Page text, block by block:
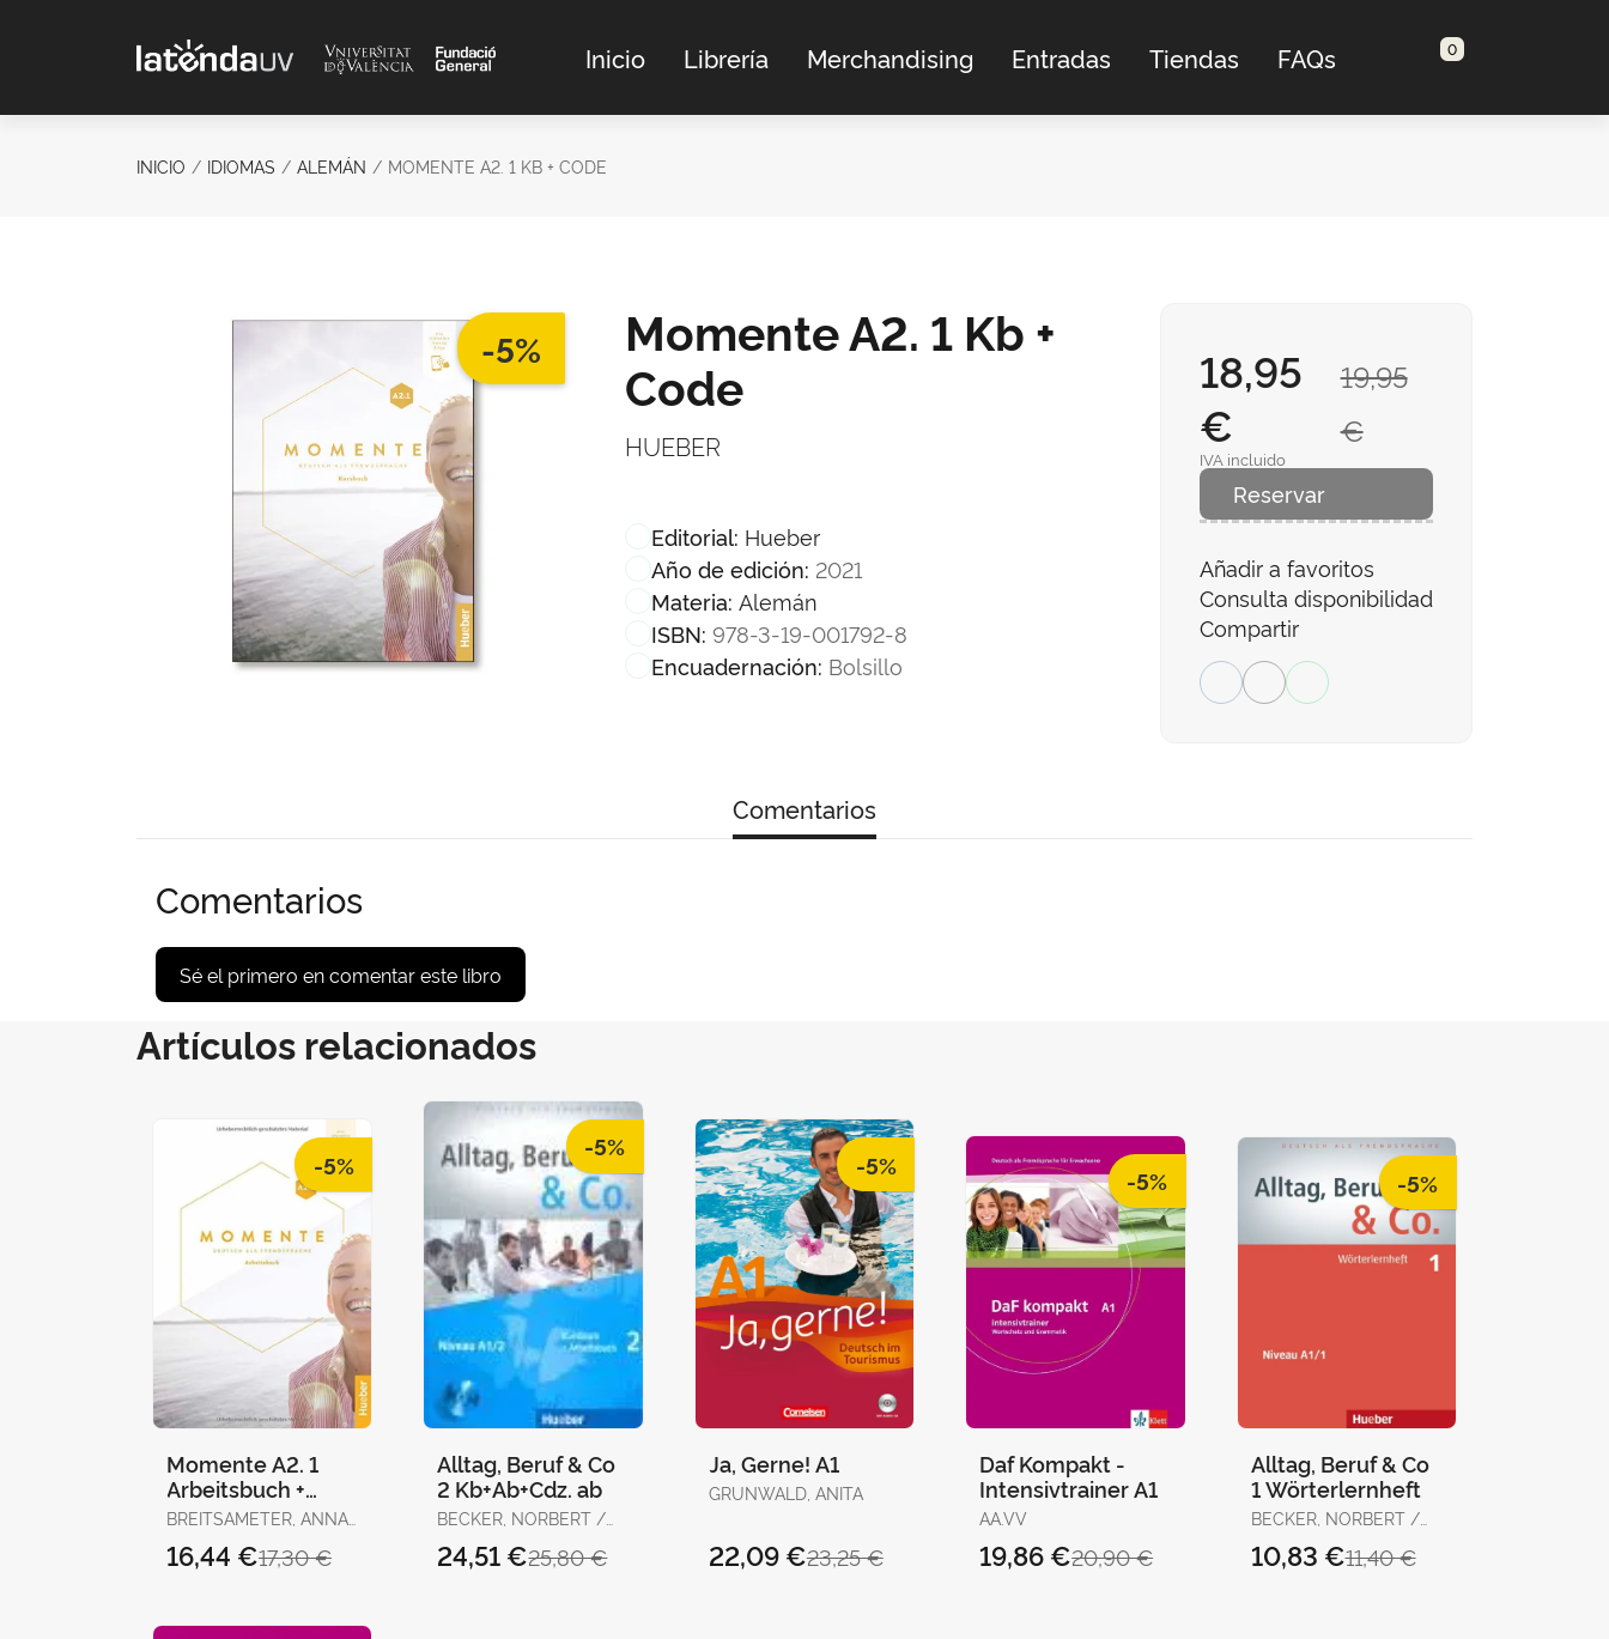
Inicio Librería Merchandising Entradas Tiendas FAQs 0
INICIO IDIOMAS ALEMÁN MOMENTE A2. 1 KB + CODE
-5%
Momente A2. 1 Kb +
Code
HUEBER
Editorial: Hueber
Año de edición: 2021
Materia: Alemán
ISBN: 978-3-19-001792-8
Encuadernación: Bolsillo
19,95
€
18,95
€
IVA incluido
Reservar
Añadir a favoritos
Consulta disponibilidad
Compartir
Comentarios
Comentarios
Sé el primero en comentar este libro
Artículos relacionados
-5%
Momente A2. 1
Arbeitsbuch +
Code
BREITSAMETER, ANNA
SABINE / HAELBIG,
17,30 €
16,44 €
-5%
Alltag, Beruf & Co
2 Kb+Ab+Cdz. ab
BECKER, NORBERT /
25,80 €
24,51 €
-5%
Ja, Gerne! A1
GRUNWALD, ANITA
23,25 €
22,09 €
-5%
Daf Kompakt -
Intensivtrainer A1
AA.VV
20,90 €
19,86 €
-5%
Alltag, Beruf & Co
1 Wörterlernheft
BECKER, NORBERT /
11,40 €
10,83 €